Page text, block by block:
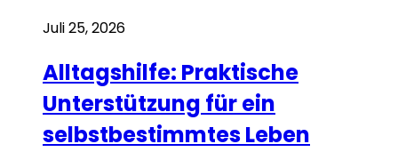
Juli 25, 2026
Alltagshilfe: Praktische
Unterstützung für ein
selbstbestimmtes Leben